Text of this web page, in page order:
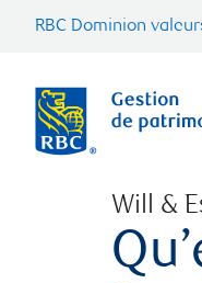
RBC Dominion
Will &